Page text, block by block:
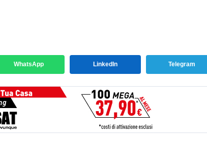
WhatsApp LinkedIn Telegram